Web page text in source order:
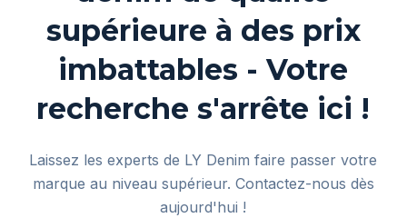
supérieure à des prix
imbattables - Votre
recherche s'arrête ici !
Laissez les experts de LY Denim faire passer votre
marque au niveau supérieur. Contactez-nous dès
aujourd'hui !